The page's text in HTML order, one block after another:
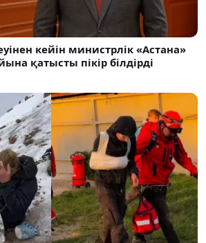
кейін министрлік «Астана»
қатысты пікір білдірді